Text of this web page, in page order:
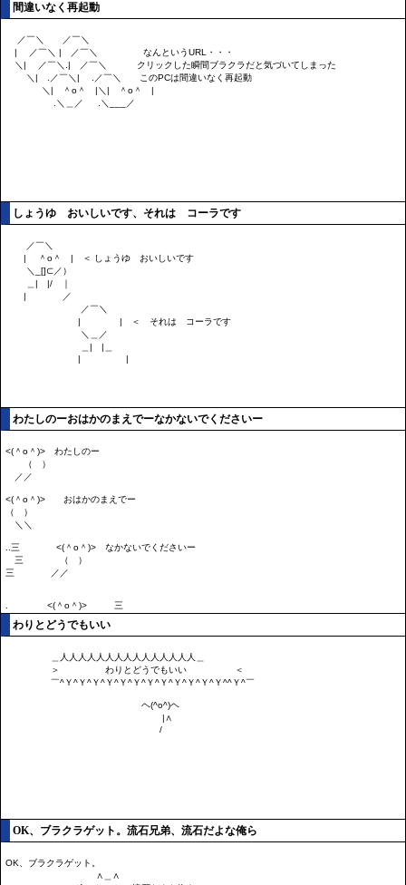
間違いなく再起動
しょうゆ おいしいです、それは コーラです
わたしのーおはかのまえでーなかないでくださいー
わりとどうでもいい
OK、ブラクラゲット。流石兄弟、流石だよな俺ら